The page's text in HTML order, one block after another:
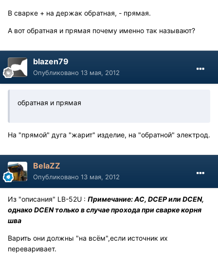
В сварке + на держак обратная, - прямая.
А вот обратная и прямая почему именно так называют?
blazen79
Опубликовано 13 мая, 2012
обратная и прямая
На "прямой" дуга "жарит" изделие, на "обратной" электрод.
BelaZZ
Опубликовано 13 мая, 2012
Из "описания" LB-52U : Примечание: AC, DCEP или DCEN,
однако DCEN только в случае прохода при сварке корня
шва
Варить они должны "на всём",если источник их
переваривает.